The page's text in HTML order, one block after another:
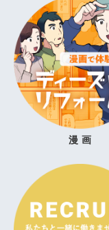
漫 画